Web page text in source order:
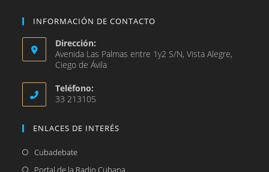
INFORMACIÓN DE CONTACTO
Dirección:
Avenida Las Palmas entre 1y2 S/N, Vista Alegre,
Ciego de Ávila
Teléfono:
33 213105
ENLACES DE INTERÉS
CubadebateSe
abre
Portal de la Radio Cubana